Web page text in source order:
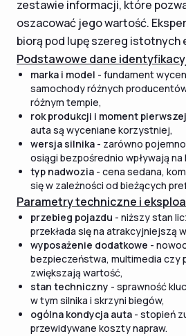
zestawie informacji, które
oszacować jego wartość.
biorą pod lupę szereg istotnych
Podstawowe dane
marka i model - fundament
samochody różnych
różnym tempie,
rok produkcji i moment
auta są wyceniane korzystniej,
wersja silnika - zarówno
osiągi bezpośrednio wpływają
typ nadwozia - cena sedana,
się w zależności od bieżących
Parametry techniczne i
przebieg pojazdu - niższy stan
przekłada się na atrakcyjniejszą
wyposażenie dodatkowe -
bezpieczeństwa, multimedia czy
zwiększają wartość,
stan techniczny - sprawność
w tym silnika i skrzyni biegów,
ogólna kondycja auta - stopień
przewidywane koszty napraw.